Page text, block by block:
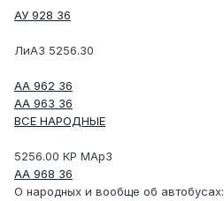
АУ 928 36
ЛиАЗ 5256.30
АА 962 36
АА 963 36
ВСЕ НАРОДНЫЕ
5256.00 КР МАрЗ
АА 968 36
О народных и вообще об автобусах: